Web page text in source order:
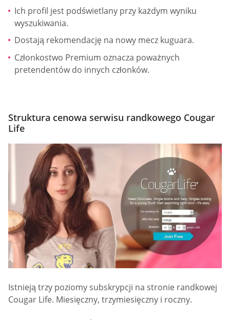
Ich profil jest podświetlany przy każdym wyniku
wyszukiwania.
Dostają rekomendację na nowy mecz kuguara.
Członkostwo Premium oznacza poważnych
pretendentów do innych członków.
Struktura cenowa serwisu randkowego Cougar
Life
Istnieją trzy poziomy subskrypcji na stronie randkowej
Cougar Life. Miesięczny, trzymiesięczny i roczny.